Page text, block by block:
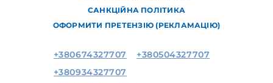
САНКЦІЙНА ПОЛІТИКА
ОФОРМИТИ ПРЕТЕНЗІЮ (РЕКЛАМАЦІЮ)
+380674327707
+380504327707
+380934327707